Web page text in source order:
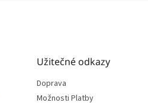
Užitečné odkazy
Doprava
Možnosti Platby